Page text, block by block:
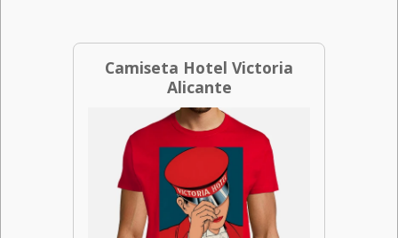
Camiseta Hotel Victoria
Alicante